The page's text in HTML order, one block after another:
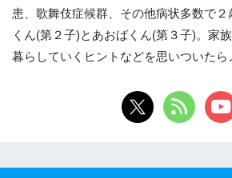
患、歌舞伎症候群、その他病状多数で
くん(第２子)とあおばくん(第３子)。家
暮らしていくヒントなどを思いついたら